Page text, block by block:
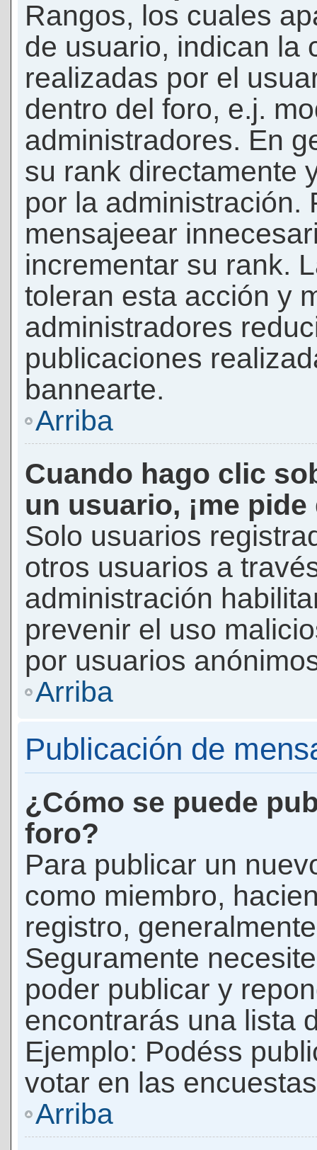
Rangos, los cuales
de usuario, indican la
realizadas por el
dentro del foro, e.j.
administradores. En
su rank directamente
por la administración.
mensajeear
incrementar su rank.
toleran esta acción y
administradores
publicaciones
bannearte.
Arriba
Cuando hago clic
un usuario, ¡me
Solo usuarios
otros usuarios a
administración
prevenir el uso
por usuarios
Arriba
Publicación de
¿Cómo se puede
foro?
Para publicar un
como miembro,
registro,
Seguramente
poder publicar y
encontrarás una lista
Ejemplo: Podéss
votar en las
Arriba